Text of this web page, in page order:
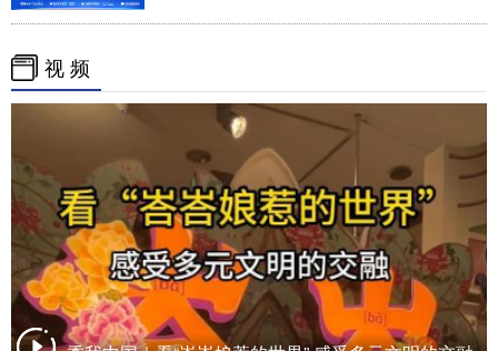
视 频